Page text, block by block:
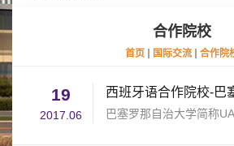
合作院校
首页 国际交流 合作院
19
2017.06
西班牙语合作院校-巴